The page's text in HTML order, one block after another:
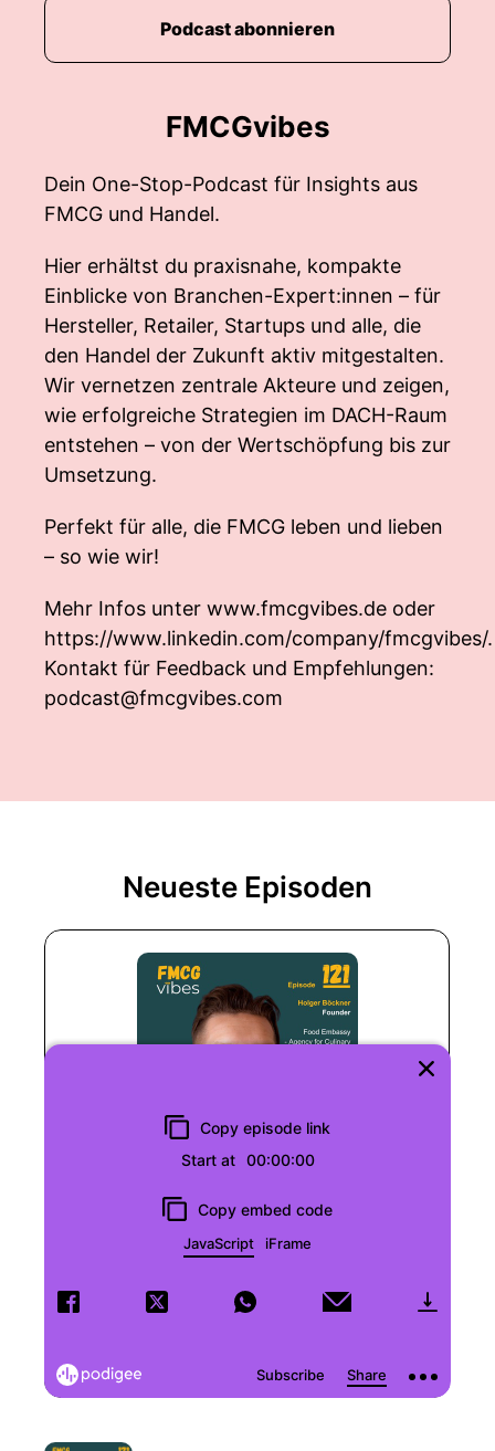
FMCGvibes
Dein One-Stop-Podcast für Insights aus
FMCG und Handel.
Hier erhältst du praxisnahe, kompakte
Einblicke von Branchen-Expert:innen – für
Hersteller, Retailer, Startups und alle, die
den Handel der Zukunft aktiv mitgestalten.
Wir vernetzen zentrale Akteure und zeigen,
wie erfolgreiche Strategien im DACH-Raum
entstehen – von der Wertschöpfung bis zur
Umsetzung.
Perfekt für alle, die FMCG leben und lieben
– so wie wir!
Mehr Infos unter www.fmcgvibes.de oder
https://www.linkedin.com/company/fmcgvibes/.
Kontakt für Feedback und Empfehlungen:
podcast@fmcgvibes.com
Podcast abonnieren
Neueste Episoden